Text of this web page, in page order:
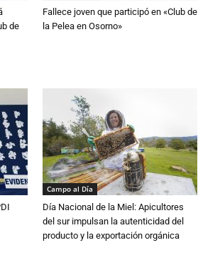
de
Fallece joven que participó en «Club de
la Pelea en Osorno»
Campo al Día
Día Nacional de la Miel: Apicultores
del sur impulsan la autenticidad del
producto y la exportación orgánica